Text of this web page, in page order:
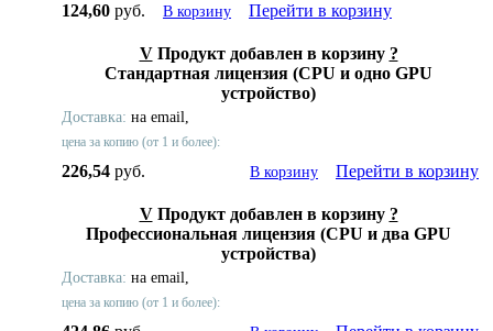
124,60 руб. В корзину Перейти в корзину
V Продукт добавлен в корзину ?
Стандартная лицензия (CPU и одно GPU
устройство)
Доставка: на email,
цена за копию (от 1 и более):
226,54 руб. В корзину Перейти в корзину
V Продукт добавлен в корзину ?
Профессиональная лицензия (CPU и два GPU
устройства)
Доставка: на email,
цена за копию (от 1 и более):